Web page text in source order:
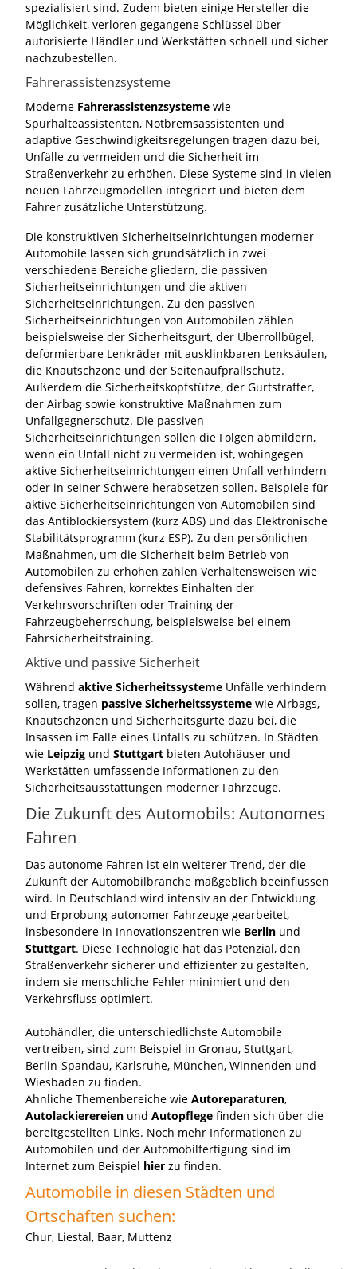
spezialisiert sind. Zudem bieten einige Hersteller die
Möglichkeit, verloren gegangene Schlüssel über
autorisierte Händler und Werkstätten schnell und sicher
nachzubestellen.
Fahrerassistenzsysteme
Moderne Fahrerassistenzsysteme wie
Spurhalteassistenten, Notbremsassistenten und
adaptive Geschwindigkeitsregelungen tragen dazu bei,
Unfälle zu vermeiden und die Sicherheit im
Straßenverkehr zu erhöhen. Diese Systeme sind in vielen
neuen Fahrzeugmodellen integriert und bieten dem
Fahrer zusätzliche Unterstützung.
Die konstruktiven Sicherheitseinrichtungen moderner
Automobile lassen sich grundsätzlich in zwei
verschiedene Bereiche gliedern, die passiven
Sicherheitseinrichtungen und die aktiven
Sicherheitseinrichtungen. Zu den passiven
Sicherheitseinrichtungen von Automobilen zählen
beispielsweise der Sicherheitsgurt, der Überrollbügel,
deformierbare Lenkräder mit ausklinkbaren Lenksäulen,
die Knautschzone und der Seitenaufprallschutz.
Außerdem die Sicherheitskopfstütze, der Gurtstraffer,
der Airbag sowie konstruktive Maßnahmen zum
Unfallgegnerschutz. Die passiven
Sicherheitseinrichtungen sollen die Folgen abmildern,
wenn ein Unfall nicht zu vermeiden ist, wohingegen
aktive Sicherheitseinrichtungen einen Unfall verhindern
oder in seiner Schwere herabsetzen sollen. Beispiele für
aktive Sicherheitseinrichtungen von Automobilen sind
das Antiblockiersystem (kurz ABS) und das Elektronische
Stabilitätsprogramm (kurz ESP). Zu den persönlichen
Maßnahmen, um die Sicherheit beim Betrieb von
Automobilen zu erhöhen zählen Verhaltensweisen wie
defensives Fahren, korrektes Einhalten der
Verkehrsvorschriften oder Training der
Fahrzeugbeherrschung, beispielsweise bei einem
Fahrsicherheitstraining.
Aktive und passive Sicherheit
Während aktive Sicherheitssysteme Unfälle verhindern
sollen, tragen passive Sicherheitssysteme wie Airbags,
Knautschzonen und Sicherheitsgurte dazu bei, die
Insassen im Falle eines Unfalls zu schützen. In Städten
wie Leipzig und Stuttgart bieten Autohäuser und
Werkstätten umfassende Informationen zu den
Sicherheitsausstattungen moderner Fahrzeuge.
Die Zukunft des Automobils: Autonomes
Fahren
Das autonome Fahren ist ein weiterer Trend, der die
Zukunft der Automobilbranche maßgeblich beeinflussen
wird. In Deutschland wird intensiv an der Entwicklung
und Erprobung autonomer Fahrzeuge gearbeitet,
insbesondere in Innovationszentren wie Berlin und
Stuttgart. Diese Technologie hat das Potenzial, den
Straßenverkehr sicherer und effizienter zu gestalten,
indem sie menschliche Fehler minimiert und den
Verkehrsfluss optimiert.
Autohändler, die unterschiedlichste Automobile
vertreiben, sind zum Beispiel in Gronau, Stuttgart,
Berlin-Spandau, Karlsruhe, München, Winnenden und
Wiesbaden zu finden.
Ähnliche Themenbereiche wie Autoreparaturen,
Autolackierereien und Autopflege finden sich über die
bereitgestellten Links. Noch mehr Informationen zu
Automobilen und der Automobilfertigung sind im
Internet zum Beispiel hier zu finden.
Automobile in diesen Städten und
Ortschaften suchen:
Chur, Liestal, Baar, Muttenz